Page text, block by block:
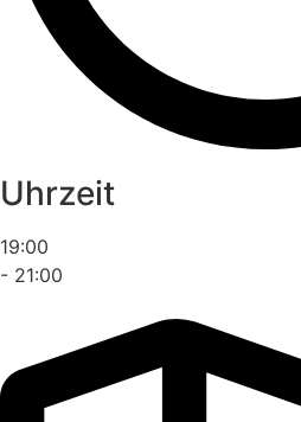
Uhrzeit
19:00
- 21:00